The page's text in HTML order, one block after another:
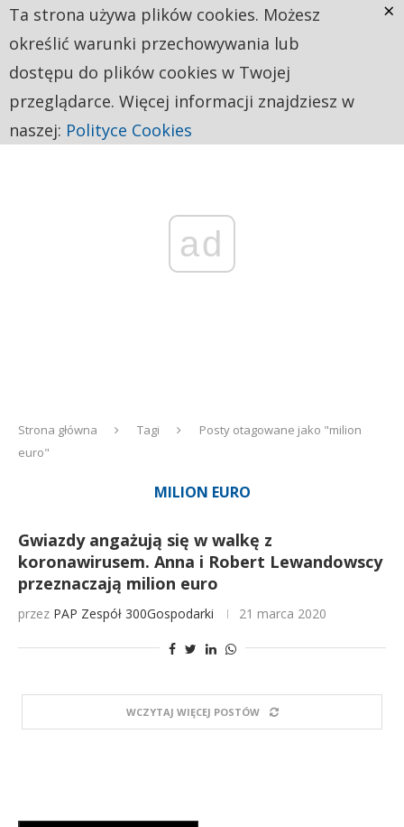
ad
Strona główna Tagi
Posty otagowane jako "milion
euro"
MILION EURO
Gwiazdy angażują się w walkę z
koronawirusem. Anna i Robert Lewandowscy
przeznaczają milion euro
przez PAP Zespół 300Gospodarki 21 marca 2020
WCZYTAJ WIĘCEJ POSTÓW
Ta strona używa plików cookies. Możesz
określić warunki przechowywania lub
dostępu do plików cookies w Twojej
przeglądarce. Więcej informacji znajdziesz w
naszej: Polityce Cookies
×